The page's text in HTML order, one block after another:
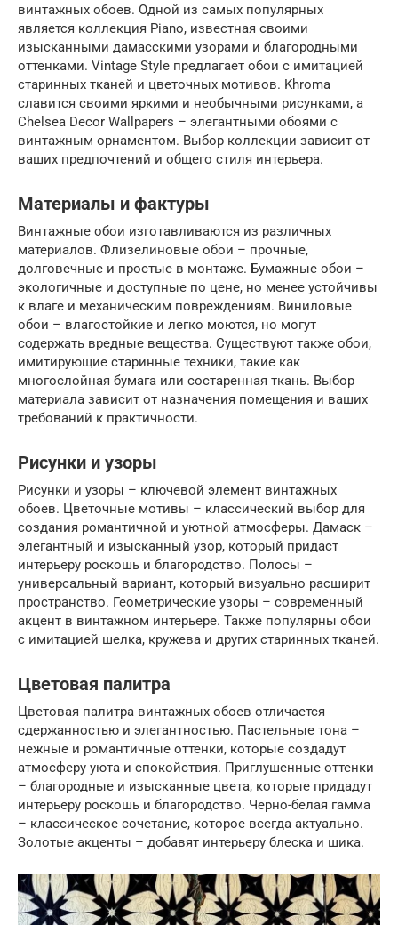
винтажных обоев. Одной из самых популярных
является коллекция Piano, известная своими
изысканными дамасскими узорами и благородными
оттенками. Vintage Style предлагает обои с имитацией
старинных тканей и цветочных мотивов. Khroma
славится своими яркими и необычными рисунками, а
Chelsea Decor Wallpapers – элегантными обоями с
винтажным орнаментом. Выбор коллекции зависит от
ваших предпочтений и общего стиля интерьера.
Материалы и фактуры
Винтажные обои изготавливаются из различных
материалов. Флизелиновые обои – прочные,
долговечные и простые в монтаже. Бумажные обои –
экологичные и доступные по цене, но менее устойчивы
к влаге и механическим повреждениям. Виниловые
обои – влагостойкие и легко моются, но могут
содержать вредные вещества. Существуют также обои,
имитирующие старинные техники, такие как
многослойная бумага или состаренная ткань. Выбор
материала зависит от назначения помещения и ваших
требований к практичности.
Рисунки и узоры
Рисунки и узоры – ключевой элемент винтажных
обоев. Цветочные мотивы – классический выбор для
создания романтичной и уютной атмосферы. Дамаск –
элегантный и изысканный узор, который придаст
интерьеру роскошь и благородство. Полосы –
универсальный вариант, который визуально расширит
пространство. Геометрические узоры – современный
акцент в винтажном интерьере. Также популярны обои
с имитацией шелка, кружева и других старинных тканей.
Цветовая палитра
Цветовая палитра винтажных обоев отличается
сдержанностью и элегантностью. Пастельные тона –
нежные и романтичные оттенки, которые создадут
атмосферу уюта и спокойствия. Приглушенные оттенки
– благородные и изысканные цвета, которые придадут
интерьеру роскошь и благородство. Черно-белая гамма
– классическое сочетание, которое всегда актуально.
Золотые акценты – добавят интерьеру блеска и шика.